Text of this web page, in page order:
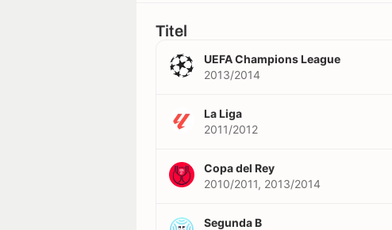
Titel
UEFA Champions League
2013/2014
La Liga
2011/2012
Copa del Rey
2010/2011, 2013/2014
Segunda B